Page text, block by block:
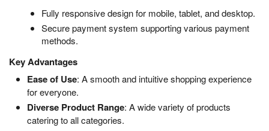
Fully responsive design for mobile, tablet, and desktop.
Secure payment system supporting various payment
methods.
Key Advantages
Ease of Use: A smooth and intuitive shopping experience
for everyone.
Diverse Product Range: A wide variety of products
catering to all categories.